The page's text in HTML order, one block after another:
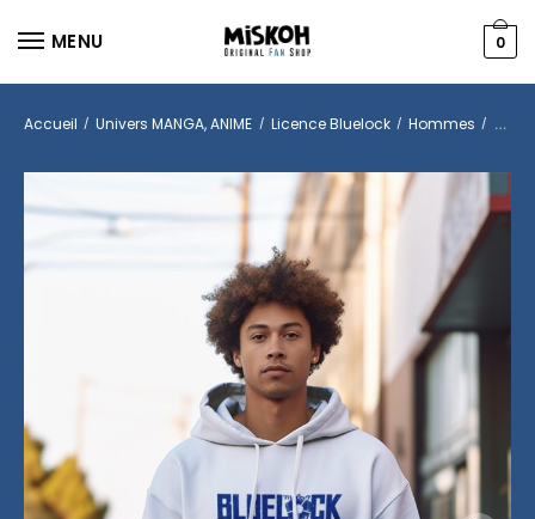
MENU 0
Accueil / Univers MANGA, ANIME / Licence Bluelock / Hommes /